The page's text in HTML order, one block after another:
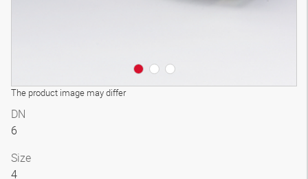
The product image may differ
DN
6
Size
4